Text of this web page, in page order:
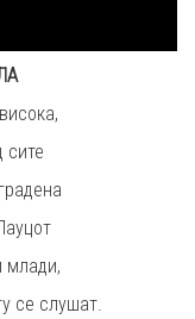
сите
млади,
се слушат.